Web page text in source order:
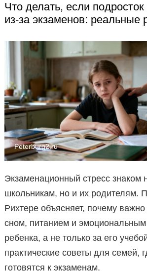
Что делать, если
из-за экзаменов: реальные
Peterburg2.ru
Экзаменационный стресс знаком
школьникам, но и их родителям.
Рихтере объясняет, почему важно
сном, питанием и
ребенка, а не только за его
практические советы для семей,
готовятся к экзаменам.